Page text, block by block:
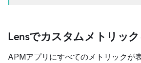
Lensでカスタムメトリッ
APMアプリにすべてのメトリックが